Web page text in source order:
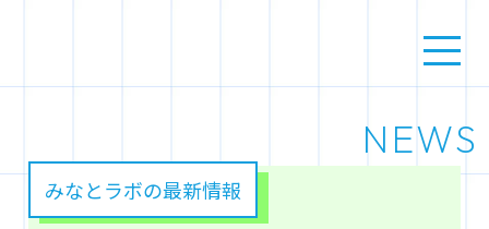
NEWS
みなとラボの最新情報